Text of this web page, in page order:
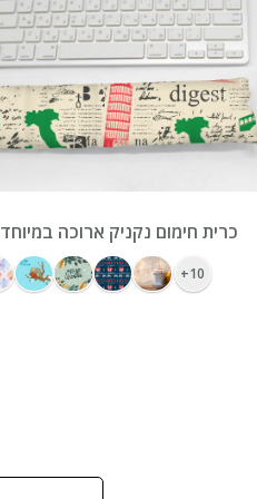
כרית חימום נקניק ארוכה במיוחד
10+